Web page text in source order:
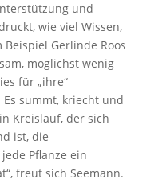
und
wie viel Wissen,
Gerlinde Roos
möglichst wenig
für „ihre“
summt, kriecht und
Kreislauf, der sich
ist, die
Pflanze ein
freut sich Seemann.